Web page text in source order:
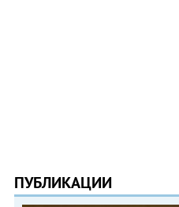
ПУБЛИКАЦИИ